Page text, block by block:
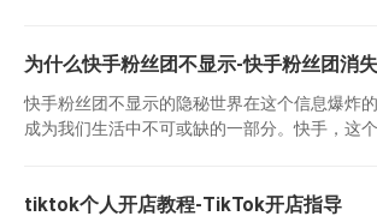
为什么快手粉丝团不显示-快手粉丝团消
快手粉丝团不显示的隐秘世界在这个信息爆炸
成为我们生活中不可或缺的一部分。快手，这
tiktok个人开店教程-TikTok开店指导